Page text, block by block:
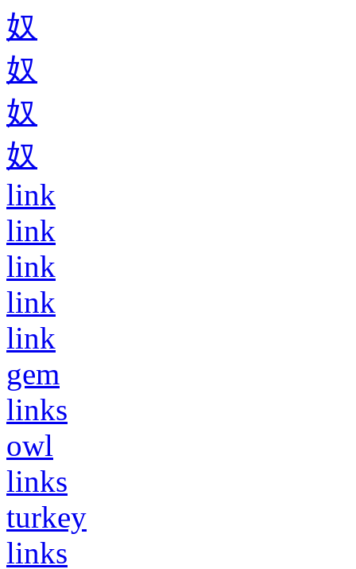
奴
奴
奴
奴
link
link
link
link
link
gem
links
owl
links
turkey
links